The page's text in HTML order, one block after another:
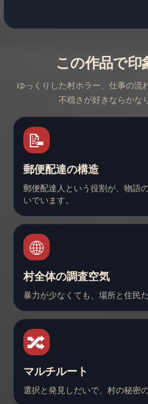
この作品で印
ゆっくりした村ホラー、仕事の流
不穏さが好きならかな
📝
郵便配達の構造
郵便配達人という役割が、物語
いでいます。
🌐
村全体の調査空気
暴力が少なくても、場所と住民
🔀
マルチルート
選択と発見しだいで、村の秘密